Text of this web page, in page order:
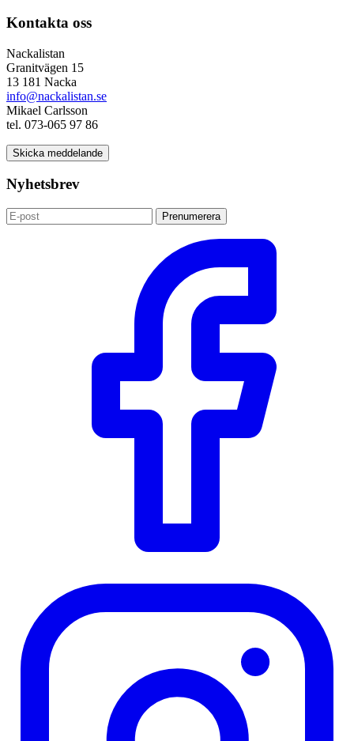
Kontakta oss
Nackalistan
Granitvägen 15
13 181 Nacka
info@nackalistan.se
Mikael Carlsson
tel. 073-065 97 86
Skicka meddelande
Nyhetsbrev
Prenumerera